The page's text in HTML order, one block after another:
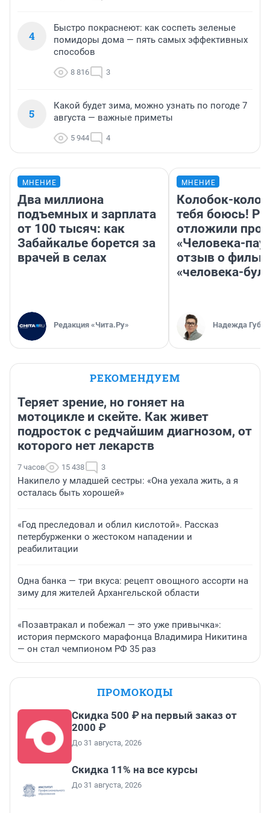
4
Быстро покраснеют: как соспеть зеленые
помидоры дома — пять самых эффективных
способов
8 816 3
5
Какой будет зима, можно узнать по погоде 7
августа — важные приметы
5 944 4
МНЕНИЕ
Два миллиона
подъемных и зарплата
от 100 тысяч: как
Забайкалье борется за
врачей в селах
Редакция «Чита.Ру»
МНЕНИЕ
Колобок-
тебя боюсь!
отложили
«Человека-
отзыв о
«человека-
Надежда
РЕКОМЕНДУЕМ
Теряет зрение, но гоняет на
мотоцикле и скейте. Как живет
подросток с редчайшим диагнозом, от
которого нет лекарств
7 часов 15 438 3
Накипело у младшей сестры: «Она уехала жить, а я
осталась быть хорошей»
«Год преследовал и облил кислотой». Рассказ
петербурженки о жестоком нападении и
реабилитации
Одна банка — три вкуса: рецепт овощного ассорти на
зиму для жителей Архангельской области
«Позавтракал и побежал — это уже привычка»:
история пермского марафонца Владимира Никитина
— он стал чемпионом РФ 35 раз
ПРОМОКОДЫ
Скидка 500 ₽ на первый заказ от
2000 ₽
До 31 августа, 2026
Скидка 11% на все курсы
До 31 августа, 2026